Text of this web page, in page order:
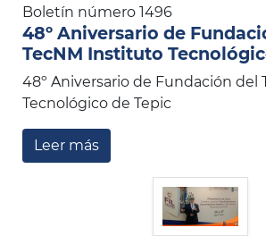
Boletín número 1496
48º Aniversario de
TecNM Instituto
48º Aniversario de Fundación del
Tecnológico de Tepic
Leer más